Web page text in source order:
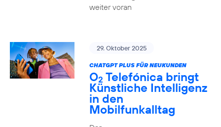
weiter voran
29. Oktober 2025
CHATGPT PLUS FÜR NEUKUNDEN
O2 Telefónica bringt
Künstliche Intelligenz
in den
Mobilfunkalltag